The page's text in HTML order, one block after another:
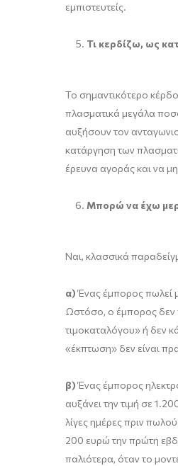
εμπιστευτείς.
Τι κερδίζω, ως
Το σημαντικότερο
πλασματικά μεγάλα
αυξήσουν τον
κατάργηση των
έρευνα αγοράς και να
Μπορώ να έχω
Ναι, κλασσικά
α)Ένας έμπορος πωλεί
Ωστόσο, ο έμπορος δεν
τιμοκαταλόγου» ή δεν
«έκπτωση» δεν είναι
β)Ένας έμπορος
αυξάνει την τιμή σε
λίγες ημέρες πριν
200 ευρώ την πρώτη
παλιότερα, όταν το